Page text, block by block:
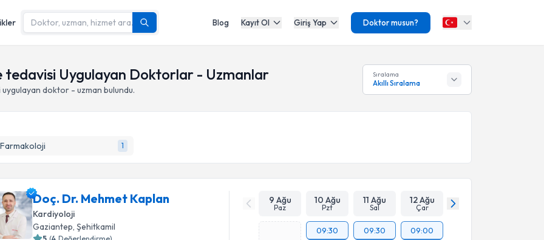
Blog Kayıt Ol Giriş Yap Doktor musun?
tedavisi Uygulayan Doktorlar - Uzmanlar
uygulayan doktor - uzman bulundu.
Sıralama
Akıllı Sıralama
Farmakoloji 1
Doç. Dr. Mehmet Kaplan
Kardiyoloji
Gaziantep,Şehitkamil
9 Ağu
Paz
10 Ağu
Pzt
11 Ağu
Sal
12 Ağu
Çar
09:30
09:30
09:00